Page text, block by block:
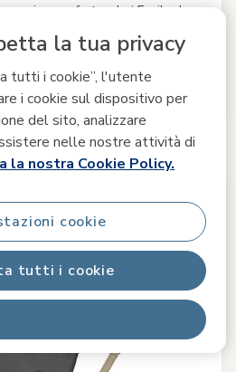
la tua privacy
tutti i cookie”, l'utente
i cookie sul dispositivo per
del sito, analizzare
nelle nostre attività di
la nostra Cookie Policy.
tutti i cookie
cookie
confortevole|Facile da